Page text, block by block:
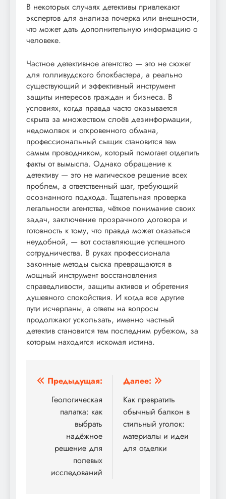
В некоторых случаях детективы привлекают
экспертов для анализа почерка или внешности,
что может дать дополнительную информацию о
человеке.
Частное детективное агентство — это не сюжет
для голливудского блокбастера, а реально
существующий и эффективный инструмент
защиты интересов граждан и бизнеса. В
условиях, когда правда часто оказывается
скрыта за множеством слоёв дезинформации,
недомолвок и откровенного обмана,
профессиональный сыщик становится тем
самым проводником, который помогает отделить
факты от вымысла. Однако обращение к
детективу — это не магическое решение всех
проблем, а ответственный шаг, требующий
осознанного подхода. Тщательная проверка
легальности агентства, чёткое понимание своих
задач, заключение прозрачного договора и
готовность к тому, что правда может оказаться
неудобной, — вот составляющие успешного
сотрудничества. В руках профессионала
законные методы сыска превращаются в
мощный инструмент восстановления
справедливости, защиты активов и обретения
душевного спокойствия. И когда все другие
пути исчерпаны, а ответы на вопросы
продолжают ускользать, именно частный
детектив становится тем последним рубежом, за
которым находится искомая истина.
Навигация
записям
Предыдущая:
Геологическая
палатка: как
выбрать
надёжное
решение для
полевых
исследований
Далее:
Как превратить
обычный балкон в
стильный уголок:
материалы и идеи
для отделки